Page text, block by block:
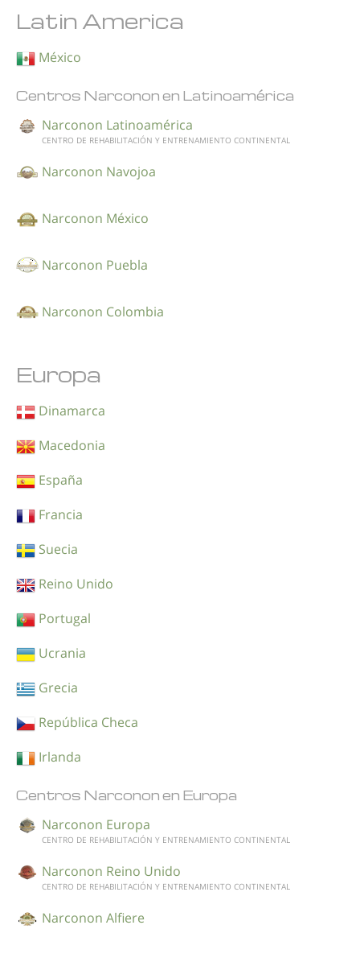
Latin America
México
Centros Narconon en Latinoamérica
Narconon Latinoamérica
CENTRO DE REHABILITACIÓN Y ENTRENAMIENTO CONTINENTAL
Narconon Navojoa
Narconon México
Narconon Puebla
Narconon Colombia
Europa
Dinamarca
Macedonia
España
Francia
Suecia
Reino Unido
Portugal
Ucrania
Grecia
República Checa
Irlanda
Centros Narconon en Europa
Narconon Europa
CENTRO DE REHABILITACIÓN Y ENTRENAMIENTO CONTINENTAL
Narconon Reino Unido
CENTRO DE REHABILITACIÓN Y ENTRENAMIENTO CONTINENTAL
Narconon Alfiere